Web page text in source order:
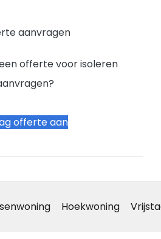
aanvragen
offerte voor isoleren
offerte aan
Hoekwoning